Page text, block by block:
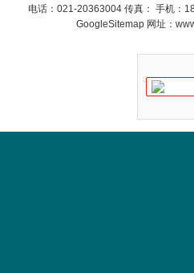
电话：021-20363004 传真： 手机：
GoogleSitemap网址：